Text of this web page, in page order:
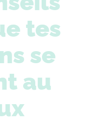
tes
se
au